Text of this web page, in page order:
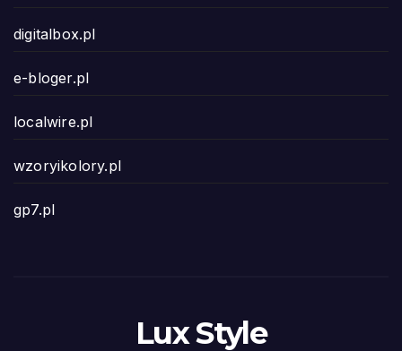
digitalbox.pl
e-bloger.pl
localwire.pl
wzoryikolory.pl
gp7.pl
Lux Style